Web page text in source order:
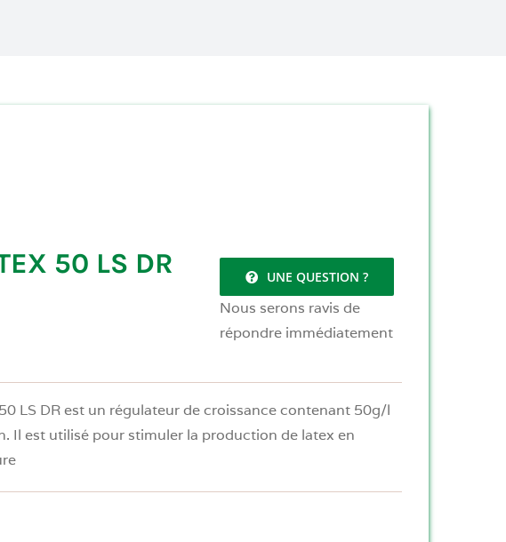
50 LS DR UNE QUESTION ?
Nous serons ravis de
répondre immédiatement
LS DR est un régulateur de croissance contenant 50g/l
Il est utilisé pour stimuler la production de latex en